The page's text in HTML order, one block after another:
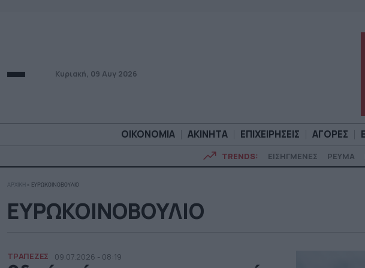
Κυριακή, 09 Αυγ 2026
ΟΙΚΟΝΟΜΙΑ ΑΚΙΝΗΤΑ ΕΠΙΧΕΙΡΗΣΕΙΣ ΑΓΟΡΕΣ
TRENDS: ΕΙΣΗΓΜΕΝΕΣ ΡΕΥΜΑ
ΑΡΧΙΚΗ » ΕΥΡΩΚΟΙΝΟΒΟΥΛΙΟ
ΕΥΡΩΚΟΙΝΟΒΟΥΛΙΟ
ΤΡΑΠΕΖΕΣ 09.07.2026 - 08:19